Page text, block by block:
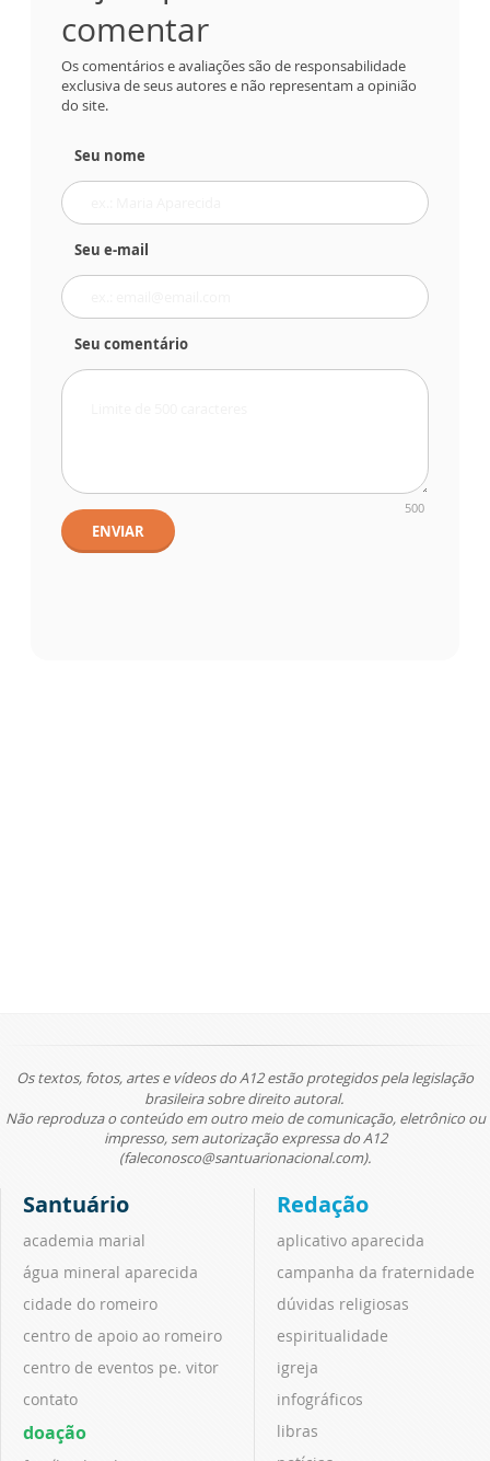
comentar
Os comentários e avaliações são de responsabilidade
exclusiva de seus autores e não representam a opinião
do site.
Seu nome
Seu e-mail
Seu comentário
500
ENVIAR
Os textos, fotos, artes e vídeos do A12 estão protegidos pela legislação
brasileira sobre direito autoral.
Não reproduza o conteúdo em outro meio de comunicação, eletrônico ou
impresso, sem autorização expressa do A12
(faleconosco@santuarionacional.com).
Santuário
academia marial
água mineral aparecida
cidade do romeiro
centro de apoio ao romeiro
centro de eventos pe. vitor
contato
doação
Redação
aplicativo aparecida
campanha da fraternidade
dúvidas religiosas
espiritualidade
igreja
infográficos
libras